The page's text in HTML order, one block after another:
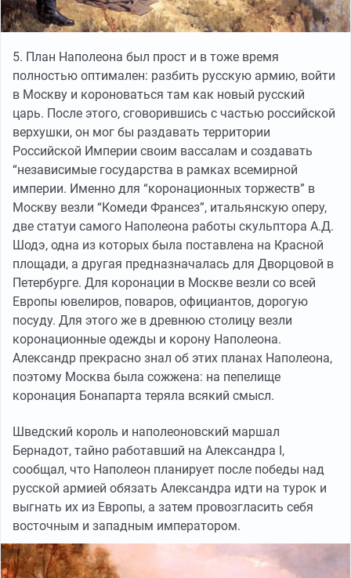
5. План Наполеона был прост и в тоже время
полностью оптимален: разбить русскую армию, войти
в Москву и короноваться там как новый русский
царь. После этого, сговорившись с частью российской
верхушки, он мог бы раздавать территории
Российской Империи своим вассалам и создавать
“независимые государства в рамках всемирной
империи. Именно для “коронационных торжеств” в
Москву везли “Комеди Франсез”, итальянскую оперу,
две статуи самого Наполеона работы скульптора А.Д.
Шодэ, одна из которых была поставлена на Красной
площади, а другая предназначалась для Дворцовой в
Петербурге. Для коронации в Москве везли со всей
Европы ювелиров, поваров, официантов, дорогую
посуду. Для этого же в древнюю столицу везли
коронационные одежды и корону Наполеона.
Александр прекрасно знал об этих планах Наполеона,
поэтому Москва была сожжена: на пепелище
коронация Бонапарта теряла всякий смысл.
Шведский король и наполеоновский маршал
Бернадот, тайно работавший на Александра I,
сообщал, что Наполеон планирует после победы над
русской армией обязать Александра идти на турок и
выгнать их из Европы, а затем провозгласить себя
восточным и западным императором.